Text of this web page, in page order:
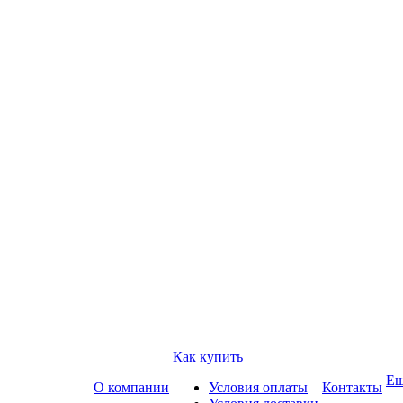
О компании
Как купить
Условия оплаты
Контакты